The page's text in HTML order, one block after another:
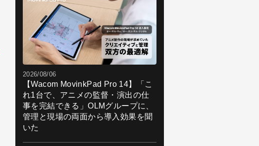
2026/08/06
【Wacom MovinkPad Pro 14】「こ
れ1台で、アニメの監督・演出の仕
事を完結できる」OLMグループに、
管理と現場の両面から導入効果を聞
いた